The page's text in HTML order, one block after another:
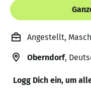
Angestellt,
Oberndorf,
Logg Dich ein, um